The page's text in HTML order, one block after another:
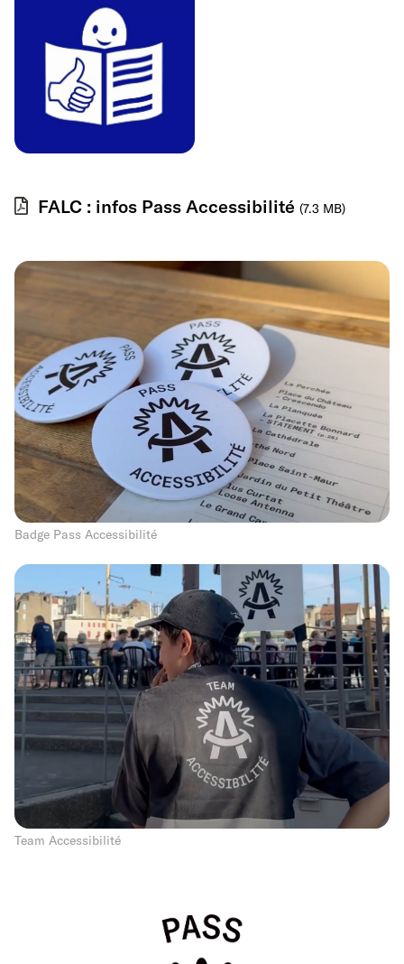
FALC : infos Pass Accessibilité (7.3 MB)
Badge Pass Accessibilité
Team Accessibilité